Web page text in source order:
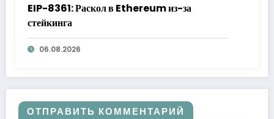
EIP-8361: Раскол в Ethereum из-за
стейкинга
06.08.2026
ОТПРАВИТЬ КОММЕНТАРИЙ